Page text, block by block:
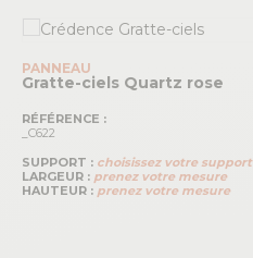
PANNEAU
Gratte-ciels Quartz rose
RÉFÉRENCE :
_C622
SUPPORT : choisissez votre support
LARGEUR : prenez votre mesure
HAUTEUR : prenez votre mesure